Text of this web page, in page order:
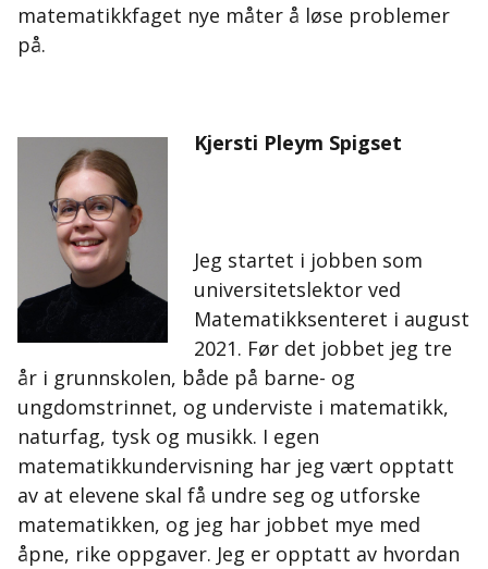
matematikkfaget nye måter å løse problemer
på.
Kjersti Pleym Spigset
Jeg startet i jobben som
universitetslektor ved
Matematikksenteret i august
2021. Før det jobbet jeg tre
år i grunnskolen, både på barne- og
ungdomstrinnet, og underviste i matematikk,
naturfag, tysk og musikk. I egen
matematikkundervisning har jeg vært opptatt
av at elevene skal få undre seg og utforske
matematikken, og jeg har jobbet mye med
åpne, rike oppgaver. Jeg er opptatt av hvordan